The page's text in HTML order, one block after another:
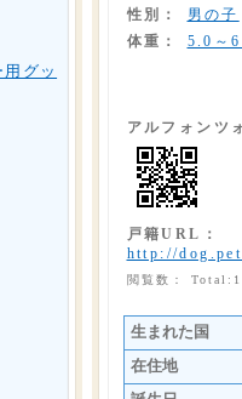
グッ
性別：
男の子
体重：
5.0～
アルフォンツ
戸籍URL：
http://
閲覧数：
生まれた国
在住地